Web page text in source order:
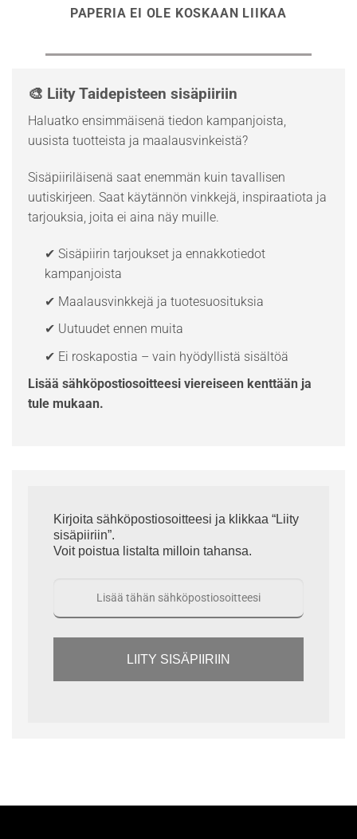
PAPERIA EI OLE KOSKAAN LIIKAA
🎨 Liity Taidepisteen sisäpiiriin
Haluatko ensimmäisenä tiedon kampanjoista,
uusista tuotteista ja maalausvinkeistä?
Sisäpiiriläisenä saat enemmän kuin tavallisen
uutiskirjeen. Saat käytännön vinkkejä, inspiraatiota ja
tarjouksia, joita ei aina näy muille.
✔ Sisäpiirin tarjoukset ja ennakkotiedot
kampanjoista
✔ Maalausvinkkejä ja tuotesuosituksia
✔ Uutuudet ennen muita
✔ Ei roskapostia – vain hyödyllistä sisältöä
Lisää sähköpostiosoitteesi viereiseen kenttään ja
tule mukaan.
Kirjoita sähköpostiosoitteesi ja klikkaa “Liity
sisäpiiriin”.
Voit poistua listalta milloin tahansa.
LIITY SISÄPIIRIIN